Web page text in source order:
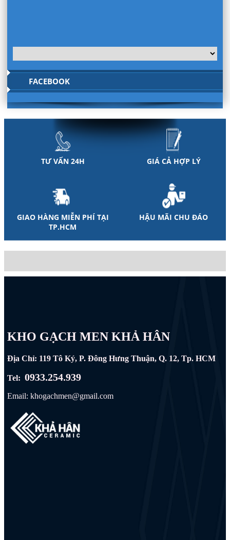
FACEBOOK
TƯ VẤN 24H GIÁ CẢ HỢP LÝ
GIAO HÀNG MIỄN PHÍ TẠI
TP.HCM
HẬU MÃI CHU ĐÁO
KHO GẠCH MEN KHẢ HÂN
Địa Chỉ: 119 Tô Ký, P. Đông Hưng Thuận, Q. 12, Tp. HCM
Tel:0933.254.939
Email: khogachmen@gmail.com